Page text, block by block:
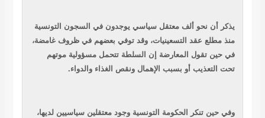
يذكر أن نحو ألف معتقل سياسي يوجدون في السجون التونسية
منذ مطلع عقد التسعينيات، وقد توفي بعضهم في ظروف غامضة،
في حين تقول المعارضة إن السلطة تتحمل مسؤولية موتهم
تحت التعذيب أو بسبب الإهمال ونقص الغذاء والدواء.
وفي حين تنكر الحكومة التونسية وجود معتقلين سياسيين لديها،